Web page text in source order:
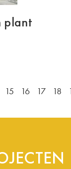
plant
15 16 17 18